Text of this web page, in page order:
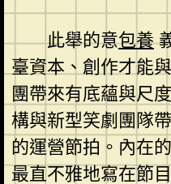
此舉的意包養
臺資本、創作才能
團帶來有底蘊與尺
構與新型笑劇團隊
的運營節拍。內在的
最直不雅地寫在節